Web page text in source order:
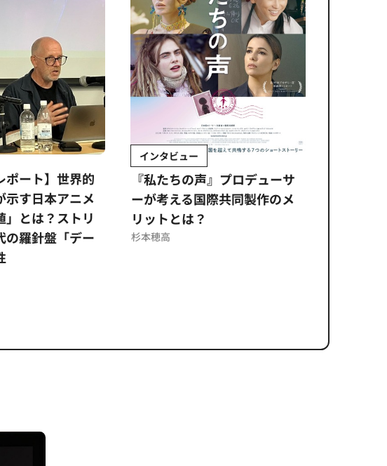
ポート】世界的
示す日本アニメ
」とは？ストリ
の羅針盤「デー
インタビュー
『私たちの声』プロデューサ
ーが考える国際共同製作のメ
リットとは？
杉本穂高